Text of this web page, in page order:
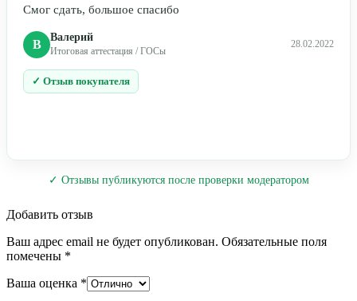
Смог сдать, большое спасибо
В Валерий
Итоговая аттестация / ГОСы
28.02.2022
✓ Отзыв покупателя
✓ Отзывы публикуются после проверки модератором
Добавить отзыв
Ваш адрес email не будет опубликован. Обязательные поля
помечены *
Ваша оценка *